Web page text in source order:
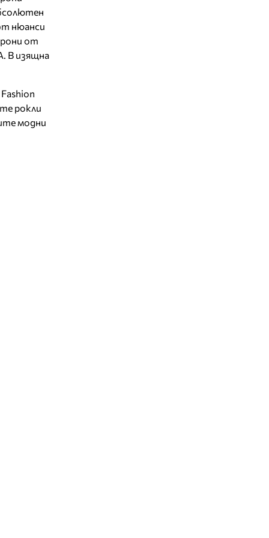
нюанси
от
В изящна
Fashion
рокли
модни